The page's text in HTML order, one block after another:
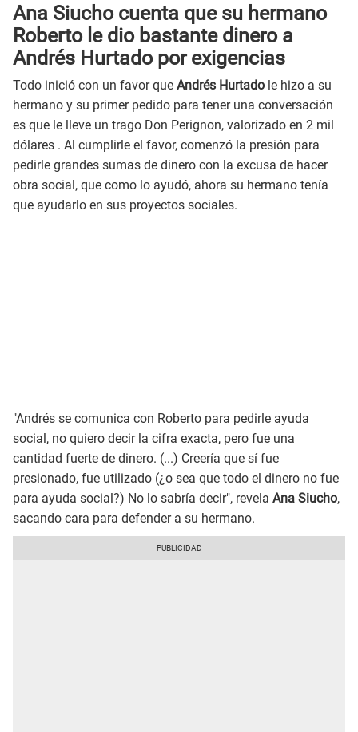
Ana Siucho cuenta que su hermano
Roberto le dio bastante dinero a
Andrés Hurtado por exigencias
Todo inició con un favor que Andrés Hurtado le hizo a su
hermano y su primer pedido para tener una conversación
es que le lleve un trago Don Perignon, valorizado en 2 mil
dólares . Al cumplirle el favor, comenzó la presión para
pedirle grandes sumas de dinero con la excusa de hacer
obra social, que como lo ayudó, ahora su hermano tenía
que ayudarlo en sus proyectos sociales.
"Andrés se comunica con Roberto para pedirle ayuda
social, no quiero decir la cifra exacta, pero fue una
cantidad fuerte de dinero. (...) Creería que sí fue
presionado, fue utilizado (¿o sea que todo el dinero no fue
para ayuda social?) No lo sabría decir", revela Ana Siucho,
sacando cara para defender a su hermano.